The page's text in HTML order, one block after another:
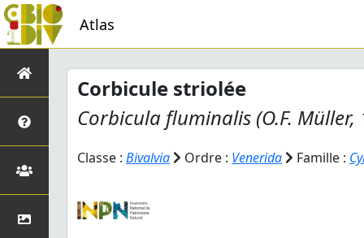
Atlas
Corbicule striolée
Corbicula fluminalis (O.F. Müller,
Classe : Bivalvia Ordre : Venerida Famille :